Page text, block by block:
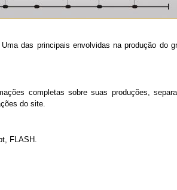
das principais envolvidas na produção do
completas sobre suas produções,
do site.
FLASH.